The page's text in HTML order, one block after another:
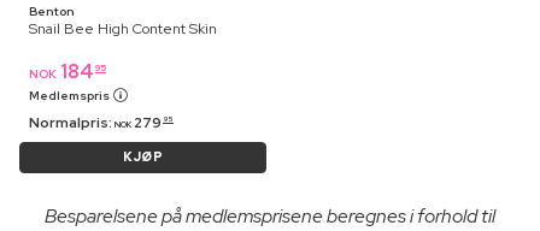
Benton
Snail Bee High Content Skin
NOK 184 95
Medlemspris
Normalpris: NOK 279 95
KJØP
Besparelsene på medlemsprisene beregnes i forhold til